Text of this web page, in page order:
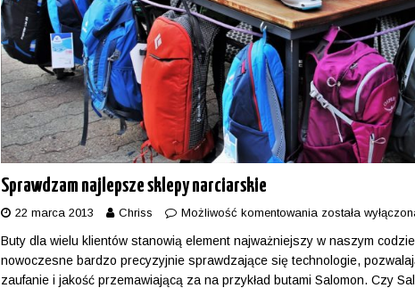
Sprawdzam najlepsze sklepy narciarskie
22 marca 2013 Chriss Możliwość komentowania została
Buty dla wielu klientów stanowią element najważniejszy w naszym
nowoczesne bardzo precyzyjnie sprawdzające się technologie,
zaufanie i jakość przemawiającą za na przykład butami Salomon. Czy